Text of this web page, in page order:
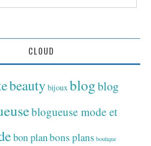
CLOUD
beauty bijoux blogblog
blogueuse mode et
bon planbons plans boutique